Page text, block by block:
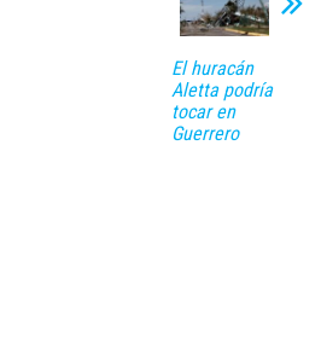
El huracán
Aletta podría
tocar en
Guerrero